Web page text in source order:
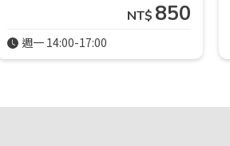
NT$ 850
週一 14:00-17:00